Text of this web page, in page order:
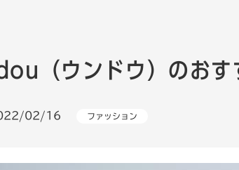
（ウンドウ）のおす
02/16 ファッション